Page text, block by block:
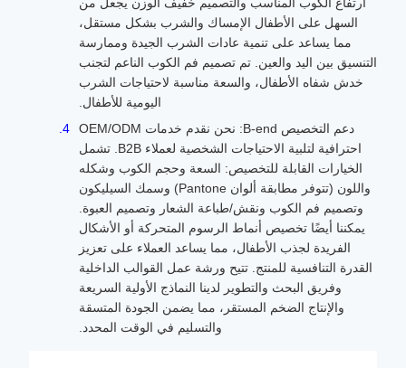
السهل على الأطفال الإمساك والشرب بشكل مستقل،
مما يساعد على تنمية عادات الشرب الجيدة وممارسة
التنسيق بين اليد والعين. تم تصميم فم الكوب الناعم لتجنب
خدش شفاه الأطفال، والسعة مناسبة لاحتياجات الشرب
اليومية للأطفال.
دعم التخصيص B-end: نحن نقدم خدمات OEM/ODM
احترافية لتلبية الاحتياجات الشخصية لعملاء B2B. تشمل
الخيارات القابلة للتخصيص: السعة وحجم الكوب وشكله
واللون (تتوفر مطابقة ألوان Pantone) وسمك السيليكون
وتصميم فم الكوب ونقش/طباعة الشعار وتصميم العبوة.
يمكننا أيضًا تخصيص أنماط الرسوم المتحركة أو الأشكال
الفريدة لجذب الأطفال، مما يساعد العملاء على تعزيز
القدرة التنافسية للمنتج. تتيح ورشة عمل القوالب الداخلية
وفريق البحث والتطوير لدينا النماذج الأولية السريعة
والإنتاج الضخم المستقر، مما يضمن الجودة المتسقة
والتسليم في الوقت المحدد.